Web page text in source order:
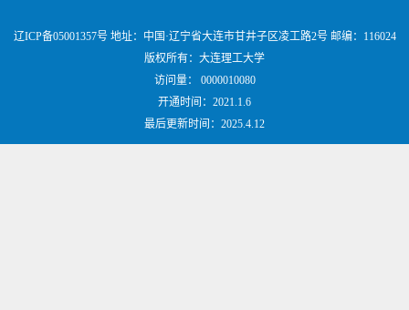
辽ICP备05001357号 地址：中国·辽宁省大连市甘井子区凌工路2号 邮编：116024
版权所有：大连理工大学
访问量： 0000010080
开通时间： 2021.1.6
最后更新时间： 2025.4.12